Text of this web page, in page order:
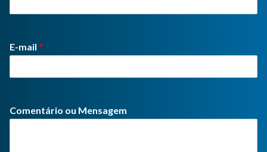
E-mail *
Comentário ou Mensagem